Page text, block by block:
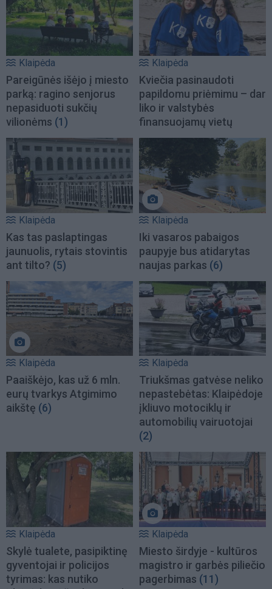
Klaipėda
Pareigūnės išėjo į miesto
parką: ragino senjorus
nepasiduoti sukčių
vilionėms (1)
Klaipėda
Kviečia pasinaudoti
papildomu priėmimu – dar
liko ir valstybės
finansuojamų vietų
Klaipėda
Kas tas paslaptingas
jaunuolis, rytais stovintis
ant tilto? (5)
Klaipėda
Iki vasaros pabaigos
paupyje bus atidarytas
naujas parkas (6)
Klaipėda
Paaiškėjo, kas už 6 mln.
eurų tvarkys Atgimimo
aikštę (6)
Klaipėda
Triukšmas gatvėse neliko
nepastebėtas: Klaipėdoje
įkliuvo motociklų ir
automobilių vairuotojai
(2)
Klaipėda
Skylė tualete, pasipiktinę
gyventojai ir policijos
tyrimas: kas nutiko
Klaipėda
Miesto širdyje - kultūros
magistro ir garbės piliečio
pagerbimas (11)